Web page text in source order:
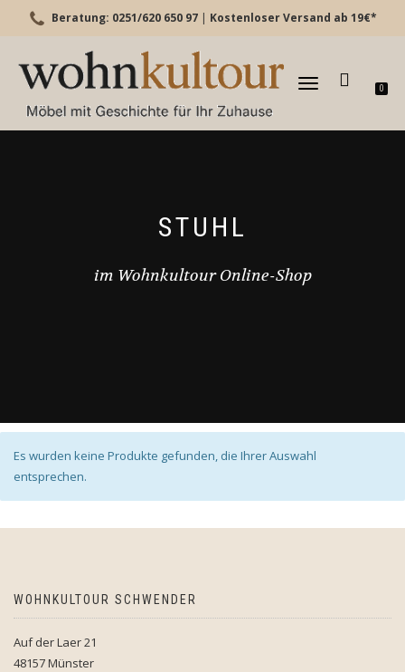
Beratung: 0251/620 650 97 | Kostenloser Versand ab 19€*
TOGGLE
0
STUHL
im Wohnkultour Online-Shop
Es wurden keine Produkte gefunden, die Ihrer Auswahl
entsprechen.
WOHNKULTOUR SCHWENDER
Auf der Laer 21
48157 Münster